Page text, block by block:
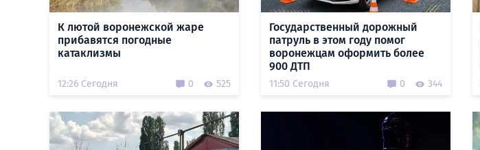
К лютой воронежской жаре
прибавятся погодные
катаклизмы
12:26 Сегодня 0 525
Государственный дорожный
патруль в этом году помог
воронежцам оформить более
900 ДТП
11:50 Сегодня 0 344